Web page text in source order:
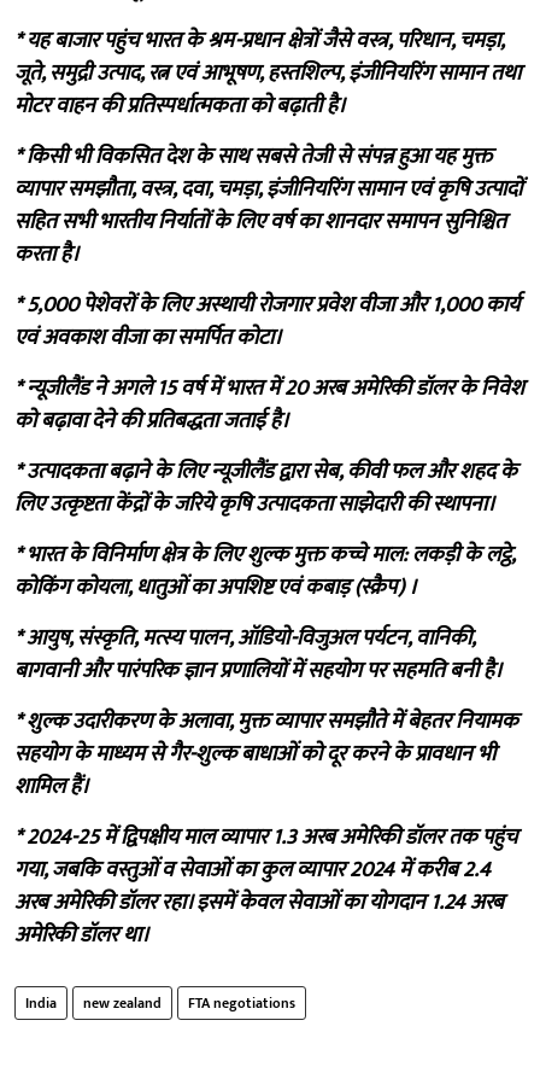
* यह बाजार पहुंच भारत के श्रम-प्रधान क्षेत्रों जैसे वस्त्र, परिधान, चमड़ा,
जूते, समुद्री उत्पाद, रत्न एवं आभूषण, हस्तशिल्प, इंजीनियरिंग सामान तथा
मोटर वाहन की प्रतिस्पर्धात्मकता को बढ़ाती है।
* किसी भी विकसित देश के साथ सबसे तेजी से संपन्न हुआ यह मुक्त
व्यापार समझौता, वस्त्र, दवा, चमड़ा, इंजीनियरिंग सामान एवं कृषि उत्पादों
सहित सभी भारतीय निर्यातों के लिए वर्ष का शानदार समापन सुनिश्चित
करता है।
* 5,000 पेशेवरों के लिए अस्थायी रोजगार प्रवेश वीजा और 1,000 कार्य
एवं अवकाश वीजा का समर्पित कोटा।
* न्यूजीलैंड ने अगले 15 वर्ष में भारत में 20 अरब अमेरिकी डॉलर के निवेश
को बढ़ावा देने की प्रतिबद्धता जताई है।
* उत्पादकता बढ़ाने के लिए न्यूजीलैंड द्वारा सेब, कीवी फल और शहद के
लिए उत्कृष्टता केंद्रों के जरिये कृषि उत्पादकता साझेदारी की स्थापना।
* भारत के विनिर्माण क्षेत्र के लिए शुल्क मुक्त कच्चे माल: लकड़ी के लट्ठे,
कोकिंग कोयला, धातुओं का अपशिष्ट एवं कबाड़ (स्क्रैप) ।
* आयुष, संस्कृति, मत्स्य पालन, ऑडियो-विजुअल पर्यटन, वानिकी,
बागवानी और पारंपरिक ज्ञान प्रणालियों में सहयोग पर सहमति बनी है।
* शुल्क उदारीकरण के अलावा, मुक्त व्यापार समझौते में बेहतर नियामक
सहयोग के माध्यम से गैर-शुल्क बाधाओं को दूर करने के प्रावधान भी
शामिल हैं।
* 2024-25 में द्विपक्षीय माल व्यापार 1.3 अरब अमेरिकी डॉलर तक पहुंच
गया, जबकि वस्तुओं व सेवाओं का कुल व्यापार 2024 में करीब 2.4
अरब अमेरिकी डॉलर रहा। इसमें केवल सेवाओं का योगदान 1.24 अरब
अमेरिकी डॉलर था।
India new zealand FTA negotiations